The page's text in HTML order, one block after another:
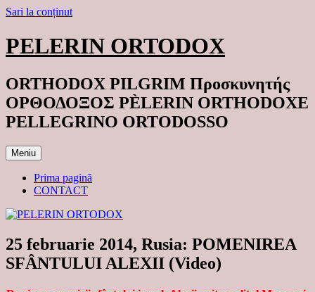
Sari la conținut
PELERIN ORTODOX
ORTHODOX PILGRIM Προσκυνητής
ΟΡΘΟΔΟΞΟΣ PÈLERIN ORTHODOXE
PELLEGRINO ORTODOSSO
Meniu
Prima pagină
CONTACT
25 februarie 2014, Rusia: POMENIREA
SFÂNTULUI ALEXII (Video)